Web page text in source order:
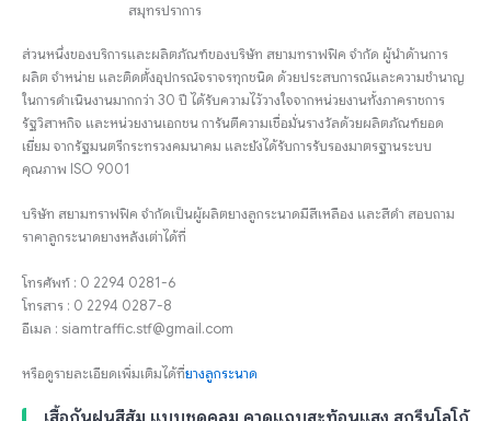
สมุทรปราการ
ส่วนหนึ่งของบริการและผลิตภัณฑ์ของบริษัท สยามทราฟฟิค จำกัด ผู้นำด้านการ
ผลิต จำหน่าย และติดตั้งอุปกรณ์จราจรทุกชนิด ด้วยประสบการณ์และความชำนาญ
ในการดำเนินงานมากกว่า 30 ปี ได้รับความไว้วางใจจากหน่วยงานทั้งภาคราชการ
รัฐวิสาหกิจ และหน่วยงานเอกชน การันตีความเชื่อมั่นรางวัลด้วยผลิตภัณฑ์ยอด
เยี่ยม จากรัฐมนตรีกระทรวงคมนาคม และยังได้รับการรับรองมาตรฐานระบบ
คุณภาพ ISO 9001
บริษัท สยามทราฟฟิค จำกัดเป็นผู้ผลิตยางลูกระนาดมีสีเหลือง และสีดำ สอบถาม
ราคาลูกระนาดยางหลังเต่าได้ที่
โทรศัพท์ : 0 2294 0281-6
โทรสาร : 0 2294 0287-8
อีเมล : siamtraffic.stf@gmail.com
หรือดูรายละเอียดเพิ่มเติมได้ที่ยางลูกระนาด